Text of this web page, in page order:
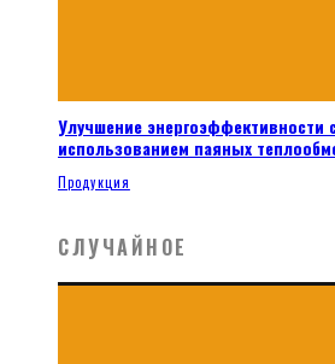
Улучшение энергоэффективности
использованием паяных
Продукция
СЛУЧАЙНОЕ